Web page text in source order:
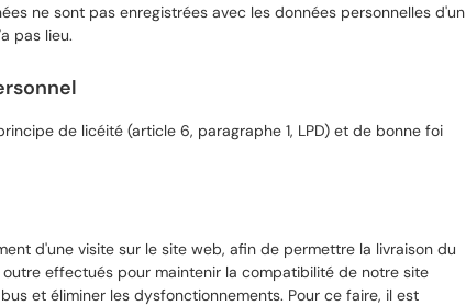
ne sont pas enregistrées avec les données personnelles d'un
pas lieu.
de licéité (article 6, paragraphe 1, LPD) et de bonne foi
d'une visite sur le site web, afin de permettre la livraison du
effectués pour maintenir la compatibilité de notre site
et éliminer les dysfonctionnements. Pour ce faire, il est